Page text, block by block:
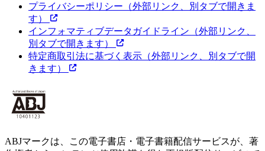
プライバシーポリシー （外部リンク、別タブで開きま
す）
インフォマティブデータガイドライン （外部リンク、
別タブで開きます）
特定商取引法に基づく表示 （外部リンク、別タブで開
きます）
ABJマークは、この電子書店・電子書籍配信サービスが、著